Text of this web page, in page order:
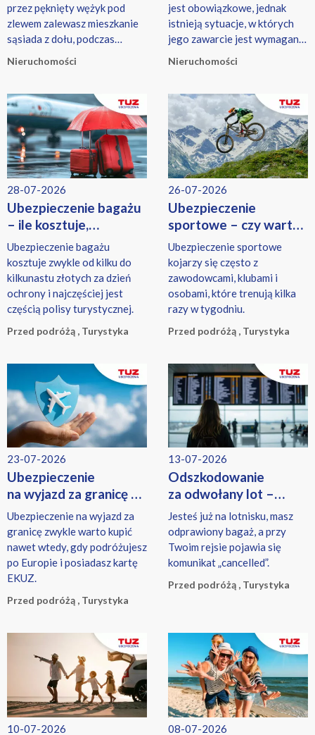
przez pęknięty wężyk pod
zlewem zalewasz mieszkanie
sąsiada z dołu, podczas
przesuwania mebli rysujesz
szybę w piekarniku pod
zabudowę, a pies niszczy
kanapę należącą do
wynajmującego.
Nieruchomości
jest obowiązkowe, jednak
istnieją sytuacje, w których
jego zawarcie jest wymagane,
np. przy kredycie hipotecznym
obowiązkowym
ubezpieczeniem budynków.
Nieruchomości
28-07-2026
Ubezpieczenie bagażu
– ile kosztuje,
co obejmuje i czy warto
je kupić?
Ubezpieczenie bagażu
kosztuje zwykle od kilku do
kilkunastu złotych za dzień
ochrony i najczęściej jest
częścią polisy turystycznej.
Przed podróżą , Turystyka
26-07-2026
Ubezpieczenie
sportowe – czy warto
je kupić?
Ubezpieczenie sportowe
kojarzy się często z
zawodowcami, klubami i
osobami, które trenują kilka
razy w tygodniu.
Przed podróżą , Turystyka
23-07-2026
Ubezpieczenie
na wyjazd za granicę –
czy warto?
Ubezpieczenie na wyjazd za
granicę zwykle warto kupić
nawet wtedy, gdy podróżujesz
po Europie i posiadasz kartę
EKUZ.
Przed podróżą , Turystyka
13-07-2026
Odszkodowanie
za odwołany lot –
kiedy przysługuje i ile
wynosi?
Jesteś już na lotnisku, masz
odprawiony bagaż, a przy
Twoim rejsie pojawia się
komunikat „cancelled”.
Przed podróżą , Turystyka
10-07-2026 08-07-2026